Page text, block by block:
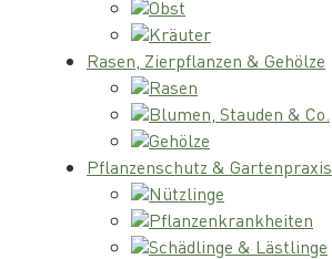
Obst
Kräuter
Rasen, Zierpflanzen & Gehölze
Rasen
Blumen, Stauden & Co.
Gehölze
Pflanzenschutz & Gartenpraxis
Nützlinge
Pflanzenkrankheiten
Schädlinge & Lästlinge